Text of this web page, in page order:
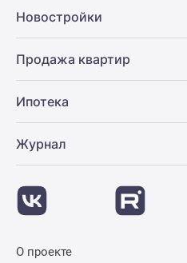
Новостройки
Продажа квартир
Ипотека
Журнал
О проекте